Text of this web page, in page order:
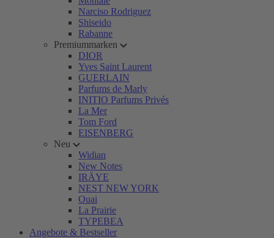
Narciso Rodriguez
Shiseido
Rabanne
Premiummarken
DIOR
Yves Saint Laurent
GUERLAIN
Parfums de Marly
INITIO Parfums Privés
La Mer
Tom Ford
EISENBERG
Neu
Widian
New Notes
IRÄYE
NEST NEW YORK
Ouai
La Prairie
TYPEBEA
Angebote & Bestseller